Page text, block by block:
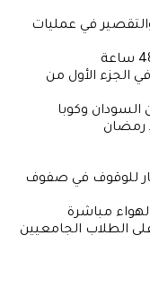
في عمليات
الجزء الأول من
السودان وكوبا
رمضان
للوقوف في صفوف
مباشرة
الطلاب الجامعيين